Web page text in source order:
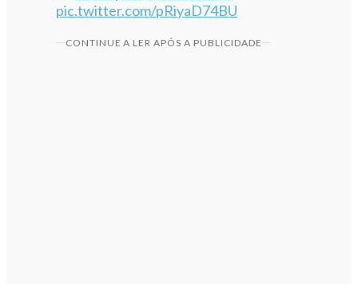
pic.twitter.com/pRiyaD74BU
CONTINUE A LER APÓS A PUBLICIDADE